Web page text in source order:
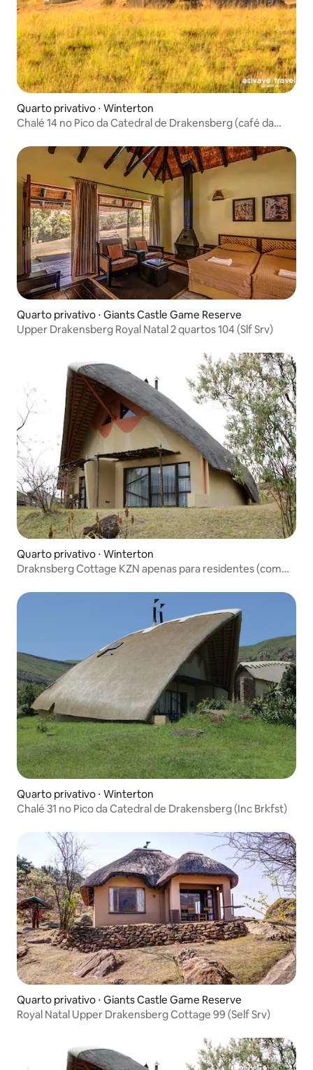
Quarto privativo ⋅ Winterton
Chalé 14 no Pico da Catedral de Drakensberg (café da
Quarto privativo ⋅ Giants Castle Game Reserve
Upper Drakensberg Royal Natal 2 quartos 104 (Slf Srv)
Quarto privativo ⋅ Winterton
Draknsberg Cottage KZN apenas para residentes (com
Quarto privativo ⋅ Winterton
Chalé 31 no Pico da Catedral de Drakensberg (Inc Brkfst)
Quarto privativo ⋅ Giants Castle Game Reserve
Royal Natal Upper Drakensberg Cottage 99 (Self Srv)